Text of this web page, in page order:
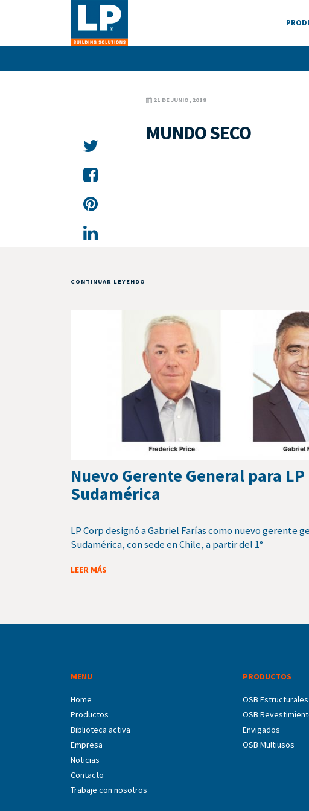
21 DE JUNIO, 2018
MUNDO SECO
CONTINUAR LEYENDO
Nuevo Gerente General para LP
Sudamérica
LP Corp designó a Gabriel Farías como nuevo gerente
Sudamérica, con sede en Chile, a partir del 1°
LEER MÁS
MENU
Home
Productos
Biblioteca activa
Empresa
Noticias
Contacto
Trabaje con nosotros
PRODUCTOS
OSB Estructurales
OSB
Envigados
OSB Multiusos